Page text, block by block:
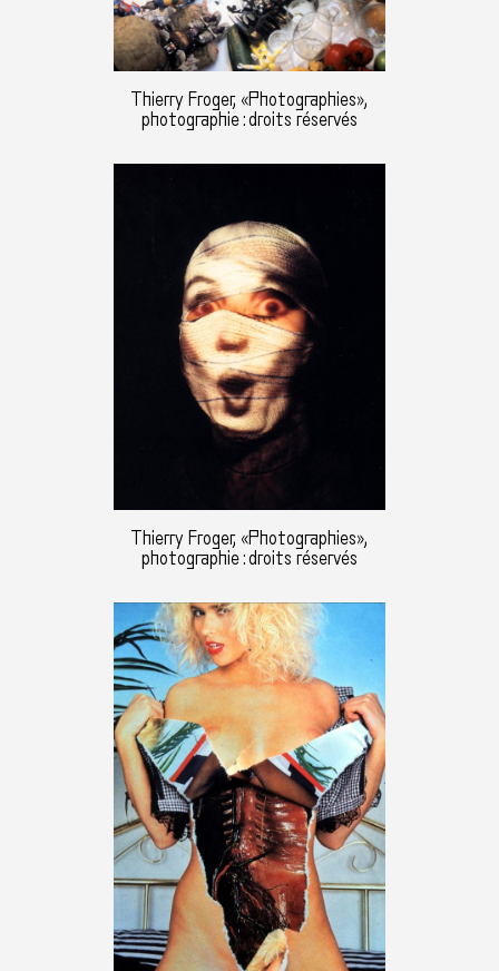
Thierry Froger, «Photographies»,
photographie : droits réservés
Thierry Froger, «Photographies»,
photographie : droits réservés